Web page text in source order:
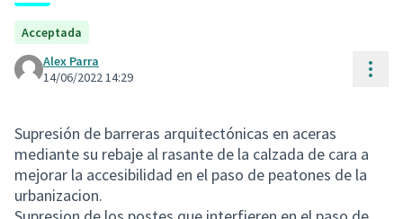
Acceptada
Alex Parra
14/06/2022 14:29
Supresión de barreras arquitectónicas en aceras
mediante su rebaje al rasante de la calzada de cara a
mejorar la accesibilidad en el paso de peatones de la
urbanizacion.